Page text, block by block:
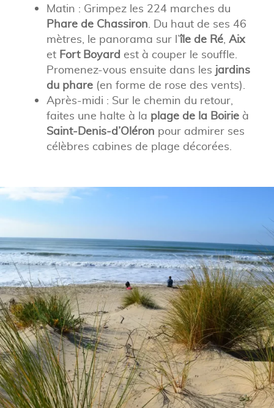
Matin : Grimpez les 224 marches du
Phare de Chassiron. Du haut de ses 46
mètres, le panorama sur l’île de Ré, Aix
et Fort Boyard est à couper le souffle.
Promenez-vous ensuite dans les jardins
du phare(en forme de rose des vents).
Après-midi : Sur le chemin du retour,
faites une halte à la plage de la Boirieà
Saint-Denis-d’Oléron pour admirer ses
célèbres cabines de plage décorées.